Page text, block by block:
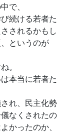
で、
続ける若者た
されるかもし
というのが
。
本当に若者
れ、民主化
なくされたの
かったのか、